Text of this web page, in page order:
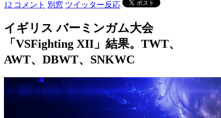
12 コメント 別窓 ツイッター反応
イギリス バーミンガム大会
「VSFighting XII」結果。TWT、
AWT、DBWT、SNKWC